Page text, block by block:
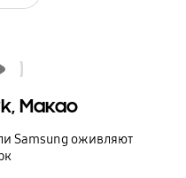
Макао
Samsung оживляют